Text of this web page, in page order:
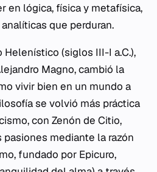
en lógica, física y metafísica,
que perduran.
(siglos III-I a.C.),
Magno, cambió la
vivir bien en un mundo a
se volvió más práctica
con Zenón de Citio,
mediante la razón
fundado por Epicuro,